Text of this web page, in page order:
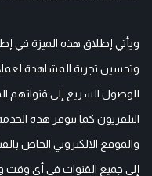
ويأتي إطلاق هذه الميزة في
وتحسين تجربة المشاهدة
للوصول السريع إلى قنواتهم
التلفزيون كما تتوفر هذه
والموقع الالكتروني الخاص
إلى جميع القنوات في أي وقت